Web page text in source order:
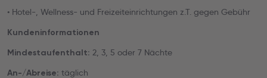
• Hotel-, Wellness- und Freizeiteinrichtungen z.T. gegen Gebühr
Kundeninformationen
Mindestaufenthalt: 2, 3, 5 oder 7 Nächte
An-/Abreise: täglich